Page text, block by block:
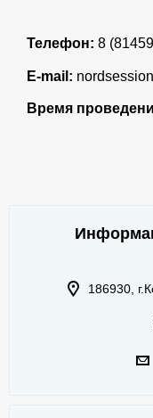
Телефон: 8
E-mail:
Время
186930,